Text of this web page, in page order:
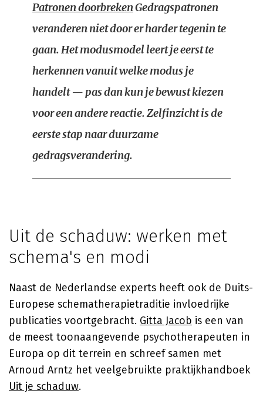
Patronen doorbrekenGedragspatronen
veranderen niet door er harder tegenin te
gaan. Het modusmodel leert je eerst te
herkennen vanuit welke modus je
handelt — pas dan kun je bewust kiezen
voor een andere reactie. Zelfinzicht is de
eerste stap naar duurzame
gedragsverandering.
Uit de schaduw: werken met
schema's en modi
Naast de Nederlandse experts heeft ook de Duits-
Europese schematherapietraditie invloedrijke
publicaties voortgebracht. Gitta Jacob is een van
de meest toonaangevende psychotherapeuten in
Europa op dit terrein en schreef samen met
Arnoud Arntz het veelgebruikte praktijkhandboek
Uit je schaduw.